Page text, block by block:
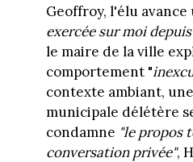
Geoffroy, l'élu avance
exercée sur moi
le maire de la ville
comportement "
contexte ambiant,
municipale délétère
condamne "le propos
conversation privée",